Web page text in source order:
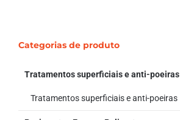
Categorias de produto
Tratamentos superficiais e anti-poeiras
Tratamentos superficiais e anti-poeiras